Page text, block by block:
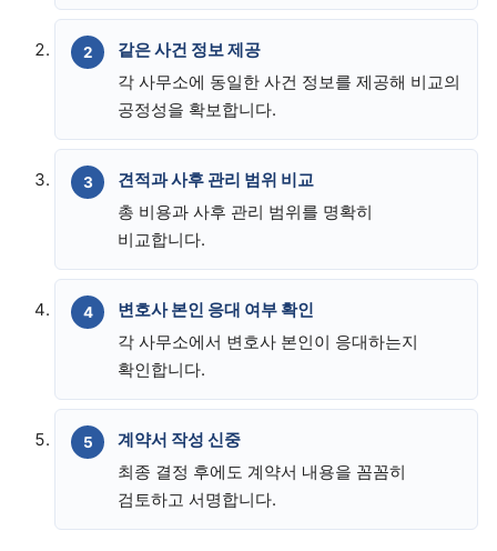
같은 사건 정보 제공
각 사무소에 동일한 사건 정보를 제공해 비교의
공정성을 확보합니다.
견적과 사후 관리 범위 비교
총 비용과 사후 관리 범위를 명확히
비교합니다.
변호사 본인 응대 여부 확인
각 사무소에서 변호사 본인이 응대하는지
확인합니다.
계약서 작성 신중
최종 결정 후에도 계약서 내용을 꼼꼼히
검토하고 서명합니다.